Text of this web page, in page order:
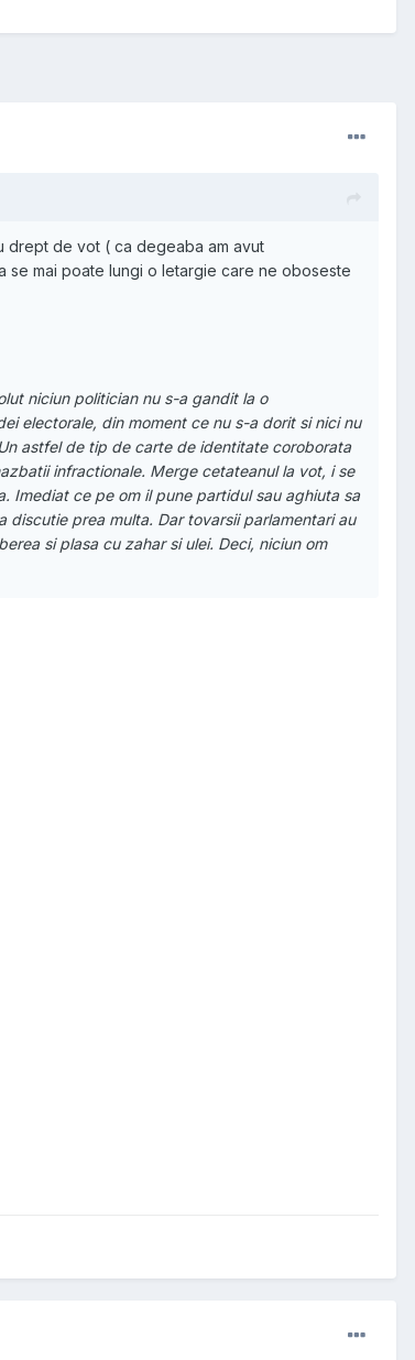
drept de vot ( ca degeaba am avut
se mai poate lungi o letargie care ne oboseste
niciun politician nu s-a gandit la o
electorale, din moment ce nu s-a dorit si nici nu
astfel de tip de carte de identitate coroborata
infractionale. Merge cetateanul la vot, i se
ce pe om il pune partidul sau aghiuta sa
prea multa. Dar tovarsii parlamentari au
si plasa cu zahar si ulei. Deci, niciun om